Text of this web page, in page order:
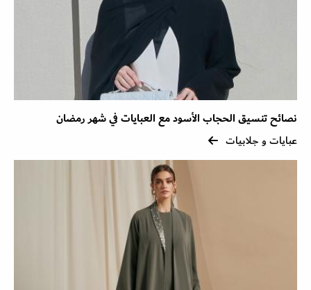
نصائح تنسيق الحجاب الأسود مع العبايات في شهر رمضان
عبايات و جلابيات